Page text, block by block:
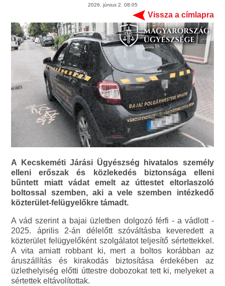
2026. június 2. 08:05
Vissza a címlapra
A Kecskeméti Járási Ügyészség hivatalos személy
elleni erőszak és közlekedés biztonsága elleni
bűntett miatt vádat emelt az úttestet eltorlaszoló
boltossal szemben, aki a vele szemben intézkedő
közterület-felügyelőkre támadt.
A vád szerint a bajai üzletben dolgozó férfi - a vádlott -
2025. április 2-án délelőtt szóváltásba keveredett a
közterület felügyelőként szolgálatot teljesítő sértettekkel.
A vita amiatt robbant ki, mert a boltos korábban az
áruszállítás és kirakodás biztosítása érdekében az
üzlethelyiség előtti úttestre dobozokat tett ki, melyeket a
sértettek eltávolítottak.